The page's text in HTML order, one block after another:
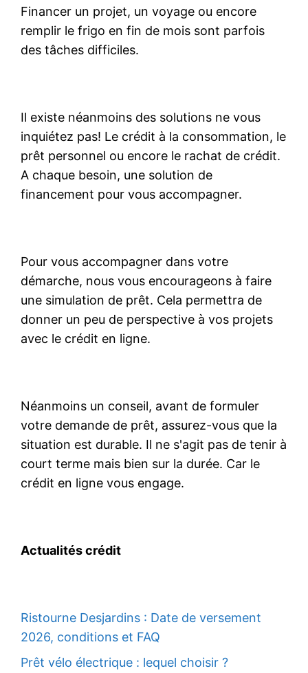
Financer un projet, un voyage ou encore
remplir le frigo en fin de mois sont parfois
des tâches difficiles.
Il existe néanmoins des solutions ne vous
inquiétez pas! Le crédit à la consommation, le
prêt personnel ou encore le rachat de crédit.
A chaque besoin, une solution de
financement pour vous accompagner.
Pour vous accompagner dans votre
démarche, nous vous encourageons à faire
une simulation de prêt. Cela permettra de
donner un peu de perspective à vos projets
avec le crédit en ligne.
Néanmoins un conseil, avant de formuler
votre demande de prêt, assurez-vous que la
situation est durable. Il ne s'agit pas de tenir à
court terme mais bien sur la durée. Car le
crédit en ligne vous engage.
Actualités crédit
Ristourne Desjardins : Date de versement
2026, conditions et FAQ
Prêt vélo électrique : lequel choisir ?